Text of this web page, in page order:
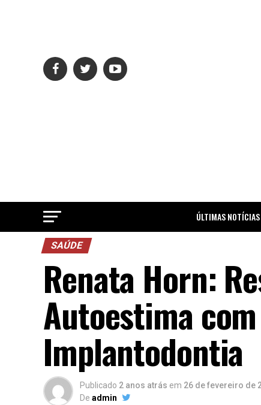
ÚLTIMAS NOTÍCIAS
SAÚDE
Renata Horn:
Autoestima
Implantodontia
Publicado 2 anos atrás em 26 de fevereiro de
De admin